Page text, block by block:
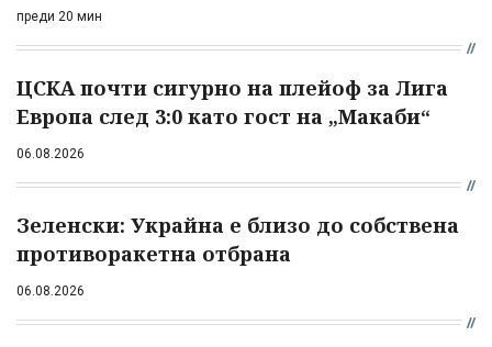
преди 20 мин
ЦСКА почти сигурно на плейоф за Лига
Европа след 3:0 като гост на „Макаби“
06.08.2026
Зеленски: Украйна е близо до собствена
противоракетна отбрана
06.08.2026